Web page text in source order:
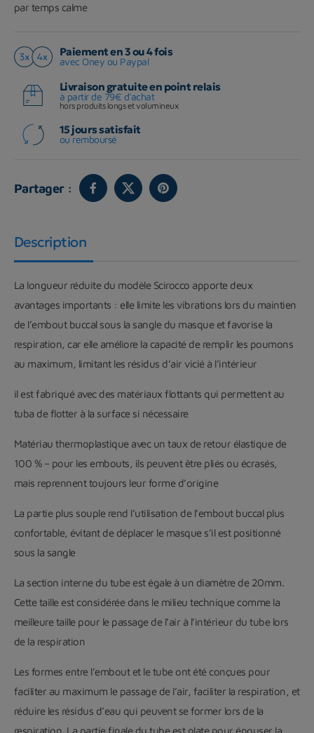
par temps calme
Paiement en 3 ou 4 fois
avec Oney ou Paypal
Livraison gratuite en point relais
à partir de 79€ d'achat
hors produits longs et volumineux
15 jours satisfait
ou remboursé
Partager :
Description
La longueur réduite du modèle Scirocco apporte deux
avantages importants : elle limite les vibrations lors du maintien
de l’embout buccal sous la sangle du masque et favorise la
respiration, car elle améliore la capacité de remplir les poumons
au maximum, limitant les résidus d’air vicié à l’intérieur
il est fabriqué avec des matériaux flottants qui permettent au
tuba de flotter à la surface si nécessaire
Matériau thermoplastique avec un taux de retour élastique de
100 % – pour les embouts, ils peuvent être pliés ou écrasés,
mais reprennent toujours leur forme d’origine
La partie plus souple rend l’utilisation de l’embout buccal plus
confortable, évitant de déplacer le masque s’il est positionné
sous la sangle
La section interne du tube est égale à un diamètre de 20mm.
Cette taille est considérée dans le milieu technique comme la
meilleure taille pour le passage de l’air à l’intérieur du tube lors
de la respiration
Les formes entre l’embout et le tube ont été conçues pour
faciliter au maximum le passage de l’air, faciliter la respiration, et
réduire les résidus d’eau qui peuvent se former lors de la
respiration. La partie finale du tube est plate pour épouser la